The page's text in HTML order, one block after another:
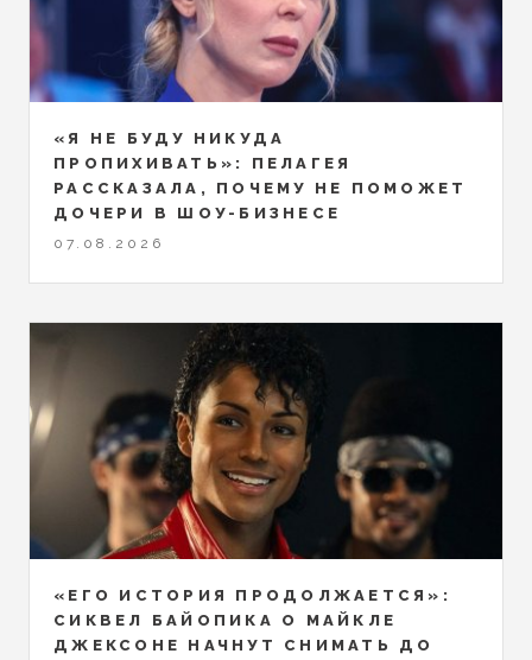
«Я НЕ БУДУ НИКУДА
ПРОПИХИВАТЬ»: ПЕЛАГЕЯ
РАССКАЗАЛА, ПОЧЕМУ НЕ ПОМОЖЕТ
ДОЧЕРИ В ШОУ-БИЗНЕСЕ
07.08.2026
«ЕГО ИСТОРИЯ ПРОДОЛЖАЕТСЯ»:
СИКВЕЛ БАЙОПИКА О МАЙКЛЕ
ДЖЕКСОНЕ НАЧНУТ СНИМАТЬ ДО